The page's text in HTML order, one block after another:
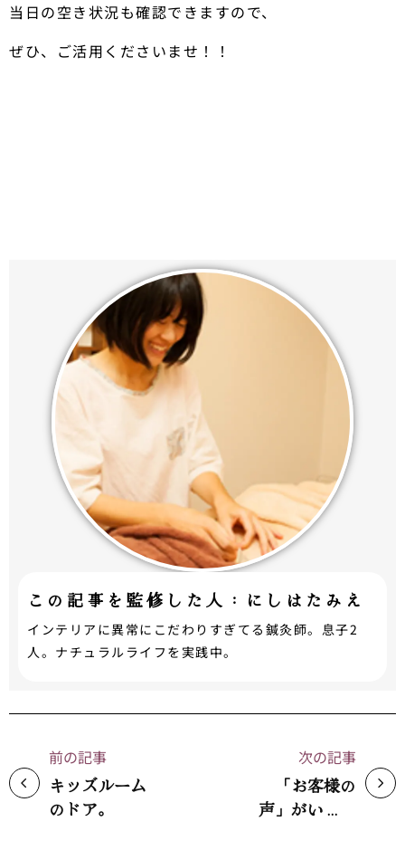
当日の空き状況も確認できますので、
ぜひ、ご活用くださいませ！！
この記事を監修した人：にしはたみえ
インテリアに異常にこだわりすぎてる鍼灸師。息子2
人。ナチュラルライフを実践中。
前の記事
キッズルーム
のドア。
次の記事
「お客様の
声」がいっぺ